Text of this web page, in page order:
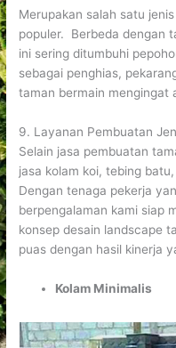
Merupakan salah satu
populer. Berbeda dengan
ini sering ditumbuhi
sebagai penghias,
taman bermain mengingat
9. Layanan Pembuatan
Selain jasa pembuatan
jasa kolam koi, tebing
Dengan tenaga pekerja
berpengalaman kami siap
konsep desain landscape
puas dengan hasil kinerja
Kolam Minimalis